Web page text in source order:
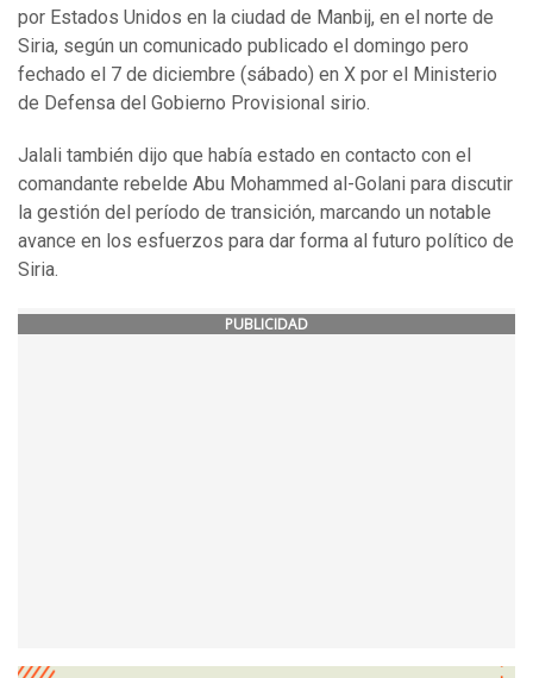
por Estados Unidos en la ciudad de Manbij, en el norte de
Siria, según un comunicado publicado el domingo pero
fechado el 7 de diciembre (sábado) en X por el Ministerio
de Defensa del Gobierno Provisional sirio.
Jalali también dijo que había estado en contacto con el
comandante rebelde Abu Mohammed al-Golani para discutir
la gestión del período de transición, marcando un notable
avance en los esfuerzos para dar forma al futuro político de
Siria.
PUBLICIDAD